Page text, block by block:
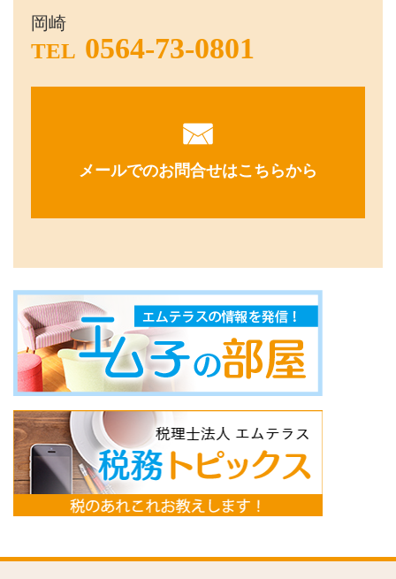
岡崎
TEL 0564-73-0801
メールでのお問合せはこちらから